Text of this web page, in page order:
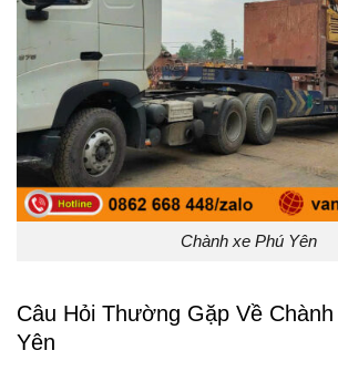
Chành xe Phú Yên
Câu Hỏi Thường Gặp Về
Yên